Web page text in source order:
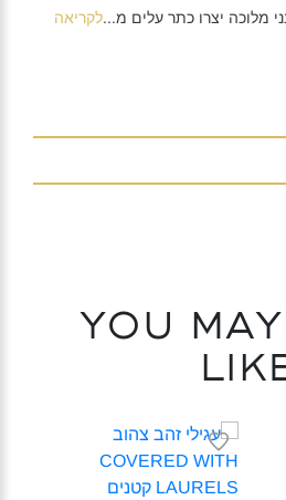
מלוכה יצרו כתר עלים מ...לקריאה
You